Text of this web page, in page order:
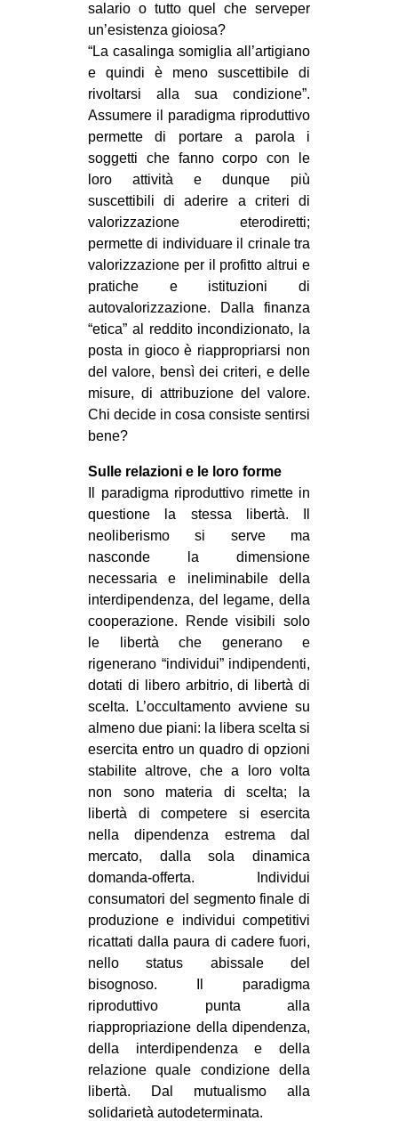
salario o tutto quel che serveper
un’esistenza gioiosa?
“La casalinga somiglia all’artigiano
e quindi è meno suscettibile di
rivoltarsi alla sua condizione”.
Assumere il paradigma riproduttivo
permette di portare a parola i
soggetti che fanno corpo con le
loro attività e dunque più
suscettibili di aderire a criteri di
valorizzazione eterodiretti;
permette di individuare il crinale tra
valorizzazione per il profitto altrui e
pratiche e istituzioni di
autovalorizzazione. Dalla finanza
“etica” al reddito incondizionato, la
posta in gioco è riappropriarsi non
del valore, bensì dei criteri, e delle
misure, di attribuzione del valore.
Chi decide in cosa consiste sentirsi
bene?
Sulle relazioni e le loro forme
Il paradigma riproduttivo rimette in
questione la stessa libertà. Il
neoliberismo si serve ma
nasconde la dimensione
necessaria e ineliminabile della
interdipendenza, del legame, della
cooperazione. Rende visibili solo
le libertà che generano e
rigenerano “individui” indipendenti,
dotati di libero arbitrio, di libertà di
scelta. L’occultamento avviene su
almeno due piani: la libera scelta si
esercita entro un quadro di opzioni
stabilite altrove, che a loro volta
non sono materia di scelta; la
libertà di competere si esercita
nella dipendenza estrema dal
mercato, dalla sola dinamica
domanda-offerta. Individui
consumatori del segmento finale di
produzione e individui competitivi
ricattati dalla paura di cadere fuori,
nello status abissale del
bisognoso. Il paradigma
riproduttivo punta alla
riappropriazione della dipendenza,
della interdipendenza e della
relazione quale condizione della
libertà. Dal mutualismo alla
solidarietà autodeterminata.